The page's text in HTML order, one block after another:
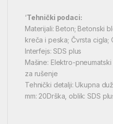
‘Tehnički podaci:
Materijali: Beton; Betonski
kreča i peska; Čvrsta cigla;
Interfejs: SDS plus
Mašine: Elektro-
za rušenje
Tehnički detalji: Ukupna
mm: 20Drška, oblik: SDS